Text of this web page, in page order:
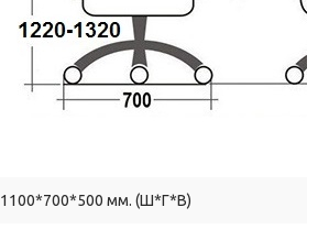
1100*700*500 мм. (Ш*Г*В)